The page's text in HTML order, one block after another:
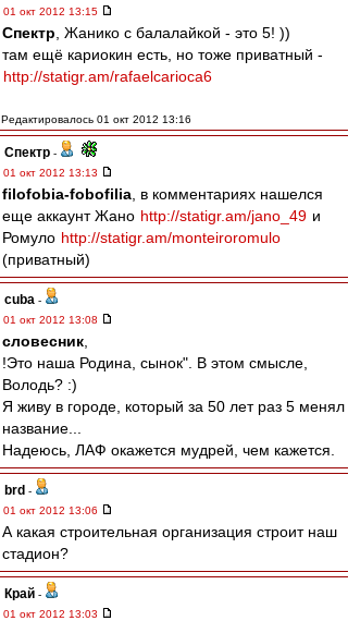
01 окт 2012 13:15
Спектр , Жанико с балалайкой - это 5! ))
там ещё кариокин есть, но тоже приватный -
http://statigr.am/rafaelcarioca6
Редактировалось 01 окт 2012 13:16
Спектр -
01 окт 2012 13:13
filofobia-fobofilia , в комментариях нашелся
еще аккаунт Жано http://statigr.am/jano_49 и
Ромуло http://statigr.am/monteiroromulo
(приватный)
cuba -
01 окт 2012 13:08
словесник
!Это наша Родина, сынок". В этом смысле,
Володь? :)
Я живу в городе, который за 50 лет раз 5 менял
название...
Надеюсь, ЛАФ окажется мудрей, чем кажется.
brd -
01 окт 2012 13:06
А какая строительная организация строит наш
стадион?
Край -
01 окт 2012 13:03